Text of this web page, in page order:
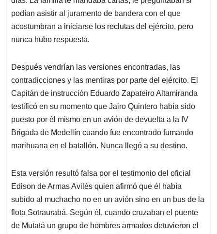
podían asistir al juramento de bandera con el que
acostumbran a iniciarse los reclutas del ejército, pero
nunca hubo respuesta.
Después vendrían las versiones encontradas, las
contradicciones y las mentiras por parte del ejército. El
Capitán de instrucción Eduardo Zapateiro Altamiranda
testificó en su momento que Jairo Quintero había sido
puesto por él mismo en un avión de devuelta a la IV
Brigada de Medellín cuando fue encontrado fumando
marihuana en el batallón. Nunca llegó a su destino.
Esta versión resultó falsa por el testimonio del oficial
Edison de Armas Avilés quien afirmó que él había
subido al muchacho no en un avión sino en un bus de la
flota Sotraurabá. Según él, cuando cruzaban el puente
de Mutatá un grupo de hombres armados detuvieron el